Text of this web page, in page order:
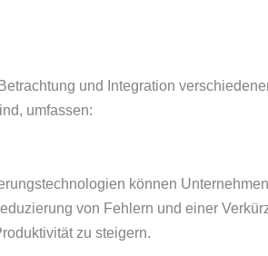
und Integration
umfassen:
können
von Fehlern und einer
zu steigern.